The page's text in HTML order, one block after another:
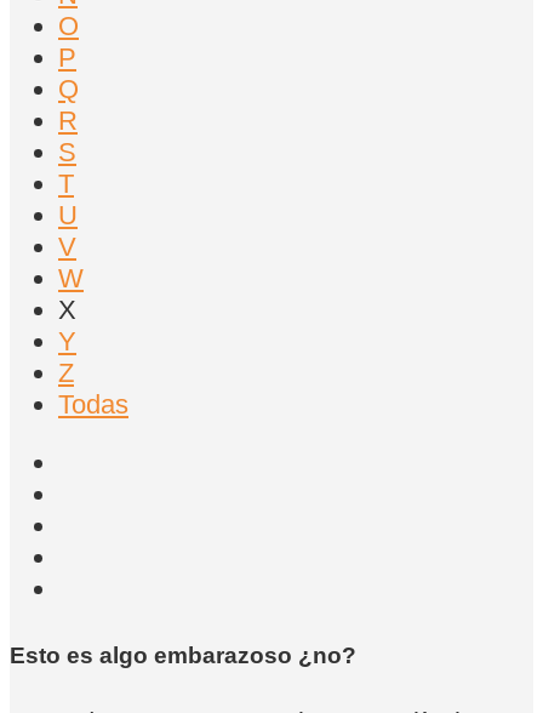
O
P
Q
R
S
T
U
V
W
X
Y
Z
Todas
Esto es algo embarazoso ¿no?